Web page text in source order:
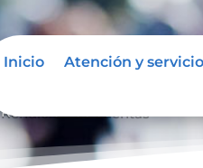
Inicio Atención y
Rendición de cuentas